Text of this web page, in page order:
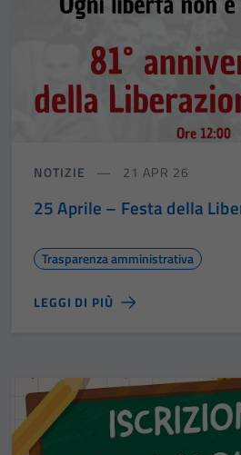
NOTIZIE 21 APR 26
25 Aprile – Festa della
Trasparenza amministrativa
LEGGI DI PIÙ